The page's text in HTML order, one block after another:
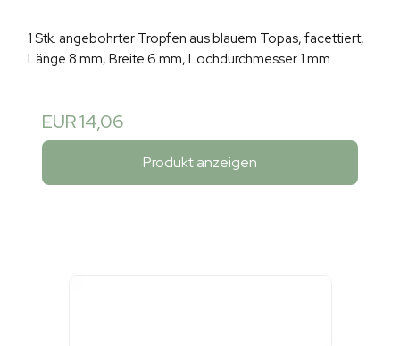
1 Stk. angebohrter Tropfen aus blauem Topas, facettiert,
Länge 8 mm, Breite 6 mm, Lochdurchmesser 1 mm.
EUR 14,06
Produkt anzeigen